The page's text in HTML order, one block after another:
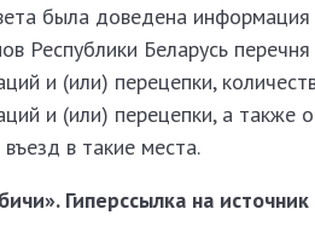
была доведена
Республики Беларусь
и (или) перецепки,
и (или) перецепки, а также
в такие места.
Гиперссылка на источник